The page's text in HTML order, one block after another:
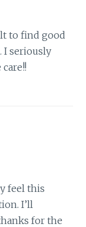
to find good
I seriously
feel this
I’ll
for the